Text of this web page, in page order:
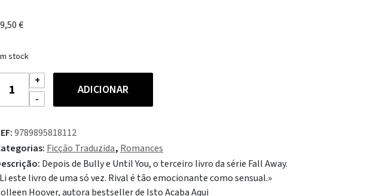
€
stock
Quantidade
ADICIONAR
9789895818112
Ficção Traduzida, Romances
Depois de Bully e Until You, o terceiro livro da série Fall Away.
este livro de uma só vez. Rival é tão emocionante como sensual.»
Hoover, autora bestseller de Isto Acaba Aqui